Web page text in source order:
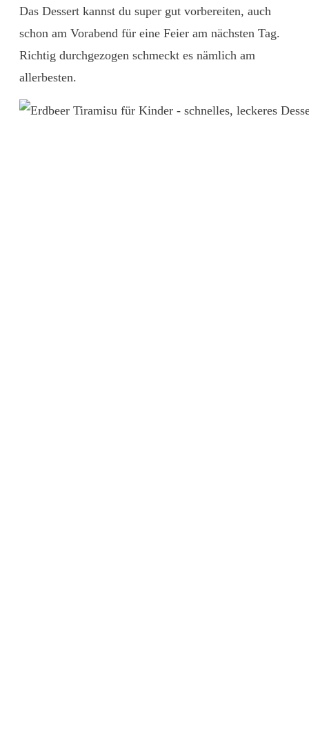
Das Dessert kannst du super gut vorbereiten, auch
schon am Vorabend für eine Feier am nächsten Tag.
Richtig durchgezogen schmeckt es nämlich am
allerbesten.